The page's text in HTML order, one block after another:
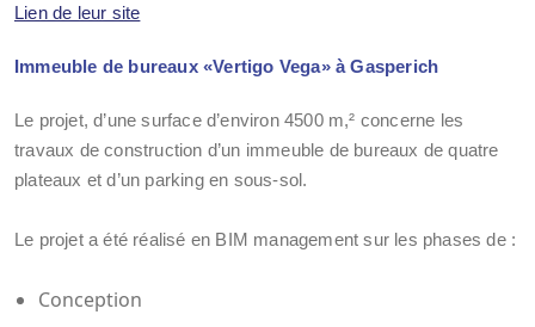
Lien de leur site
Immeuble de bureaux «Vertigo Vega» à Gasperich
Le projet, d’une surface d’environ 4500 m,² concerne les
travaux de construction d’un immeuble de bureaux de quatre
plateaux et d’un parking en sous-sol.
Le projet a été réalisé en BIM management sur les phases de :
Conception